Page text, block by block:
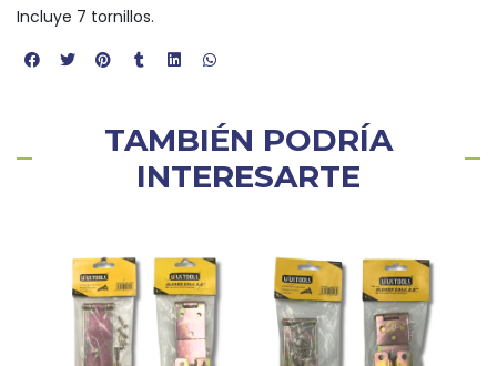
Incluye 7 tornillos.
TAMBIÉN PODRÍA
INTERESARTE